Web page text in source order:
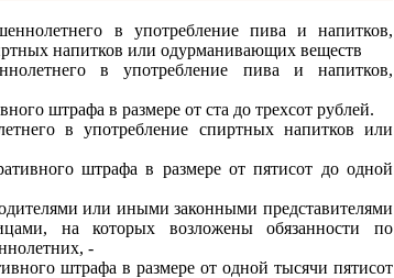
в употребление пива и напитков,
напитков или одурманивающих веществ
в употребление пива и напитков,
штрафа в размере от ста до трехсот рублей.
в употребление спиртных напитков или
штрафа в размере от пятисот до одной
или иными законными представителями
на которых возложены обязанности по
-
штрафа в размере от одной тысячи пятисот